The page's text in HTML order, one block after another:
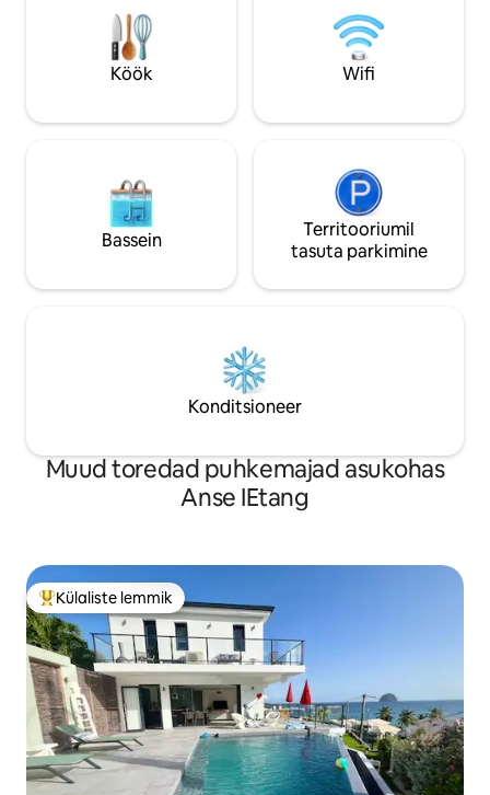
majutuskoht tagab täieliku mugavuse.
Rand on vaid 5-minutilise jalutuskäigu
kaugusel ning läheduses on võimalik
matkata ja külastada lähedalasuvat küla.
chaises et une
sécurisée.
Köök Wifi
Bassein
Territooriumil
tasuta parkimine
Konditsioneer
Muud toredad puhkemajad asukohas
Anse IEtang
Külaliste suur lemmik
Külaliste lemmik